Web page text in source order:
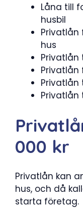
Låna till
husbil
Privatlån
hus
Privatlån
Privatlån
Privatlån
Privatlån
000 kr
Privatlån kan
hus, och då
starta företag.